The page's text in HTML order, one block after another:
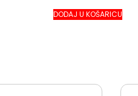
DODAJ U KOŠARICU